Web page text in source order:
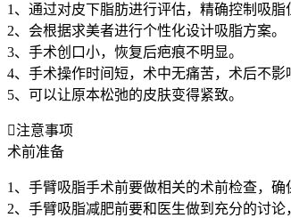
1、通过对皮下脂肪进行评估，精确控制吸脂
2、会根据求美者进行个性化设计吸脂方案。
3、手术创口小，恢复后疤痕不明显。
4、手术操作时间短，术中无痛苦，术后不影
5、可以让原本松弛的皮肤变得紧致。
注意事项
术前准备
1、手臂吸脂手术前要做相关的术前检查，
2、手臂吸脂减肥前要和医生做到充分的讨论